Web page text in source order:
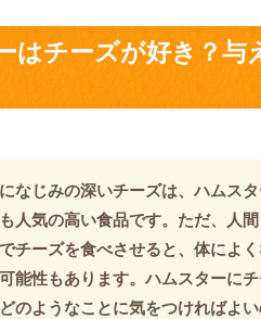
はチーズが好き？与
なじみの深いチーズは、ハムス
人気の高い食品です。ただ、人間
チーズを食べさせると、体によ
能性もあります。ハムスターに
のようなことに気をつければよ